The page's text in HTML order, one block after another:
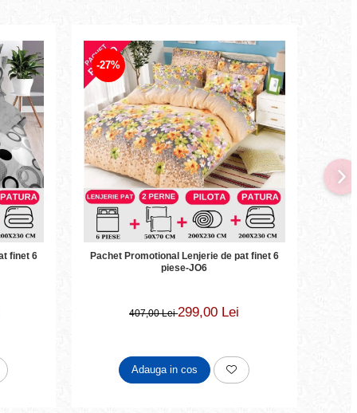
finet 6
-27%
Pachet Promotional Lenjerie de pat finet 6
piese-JO6
407,00 Lei299,00 Lei
Adauga in cos